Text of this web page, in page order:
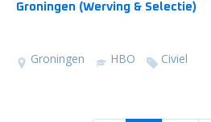
Groningen (Werving & Selectie)
Groningen HBO Civiel